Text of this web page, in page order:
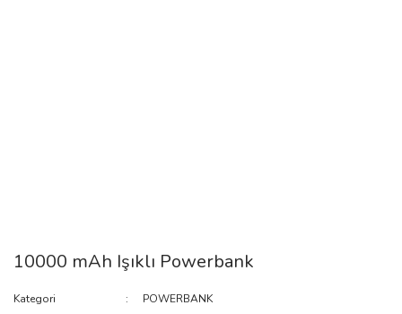
10000 mAh Işıklı Powerbank
Kategori
POWERBANK